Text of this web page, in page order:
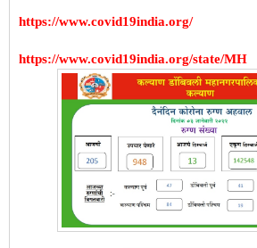
https://www.covid19india.org/
https://www.covid19india.org/state/MH